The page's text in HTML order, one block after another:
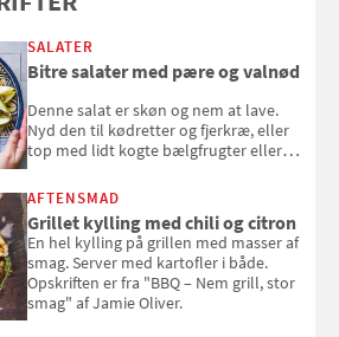
SALATER
Bitre salater med pære og valnød
Denne salat er skøn og nem at lave.
Nyd den til kødretter og fjerkræ, eller
top med lidt kogte bælgfrugter eller
selvstændigt måltid. Opskriften er fra
Louisa Lorangs kogebog "Salat".
AFTENSMAD
Grillet kylling med chili og citron
En hel kylling på grillen med masser af
smag. Server med kartofler i både.
Opskriften er fra "BBQ – Nem grill, stor
smag" af Jamie Oliver.